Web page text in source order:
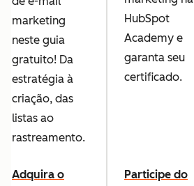
marketing
neste guia
gratuito! Da
estratégia à
criação, das
listas ao
rastreamento.
Adquira o
HubSpot
Academy e
garanta seu
certificado.
Participe do